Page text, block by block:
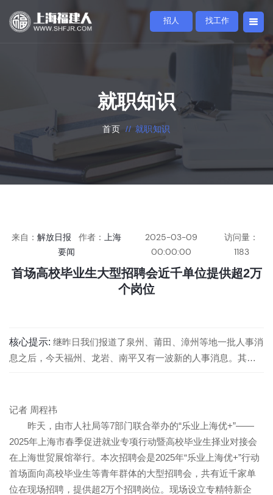
招人 找工作
就职知识
首页 // 就职知识
来自： 解放日报 作者： 上海
要闻
2025-03-09
00:00:00
访问量：
1183
首场高校毕业生大型招聘会近千单位提供超2万
个岗位
核心提示:
息之后，今天福州、龙岩、南平又有一波新的人事消息。其
批干部，详情如下
记者 周程祎
昨天，由市人社局等7部门联合举办的“乐业上海优+”——
2025年上海市春季促进就业专项行动暨高校毕业生择业对接会
在上海世贸展馆举行。本次招聘会是2025年“乐业上海优+”行动
首场面向高校毕业生等青年群体的大型招聘会，共有近千家单
位在现场招聘，提供超2万个招聘岗位。现场设立专精特新企